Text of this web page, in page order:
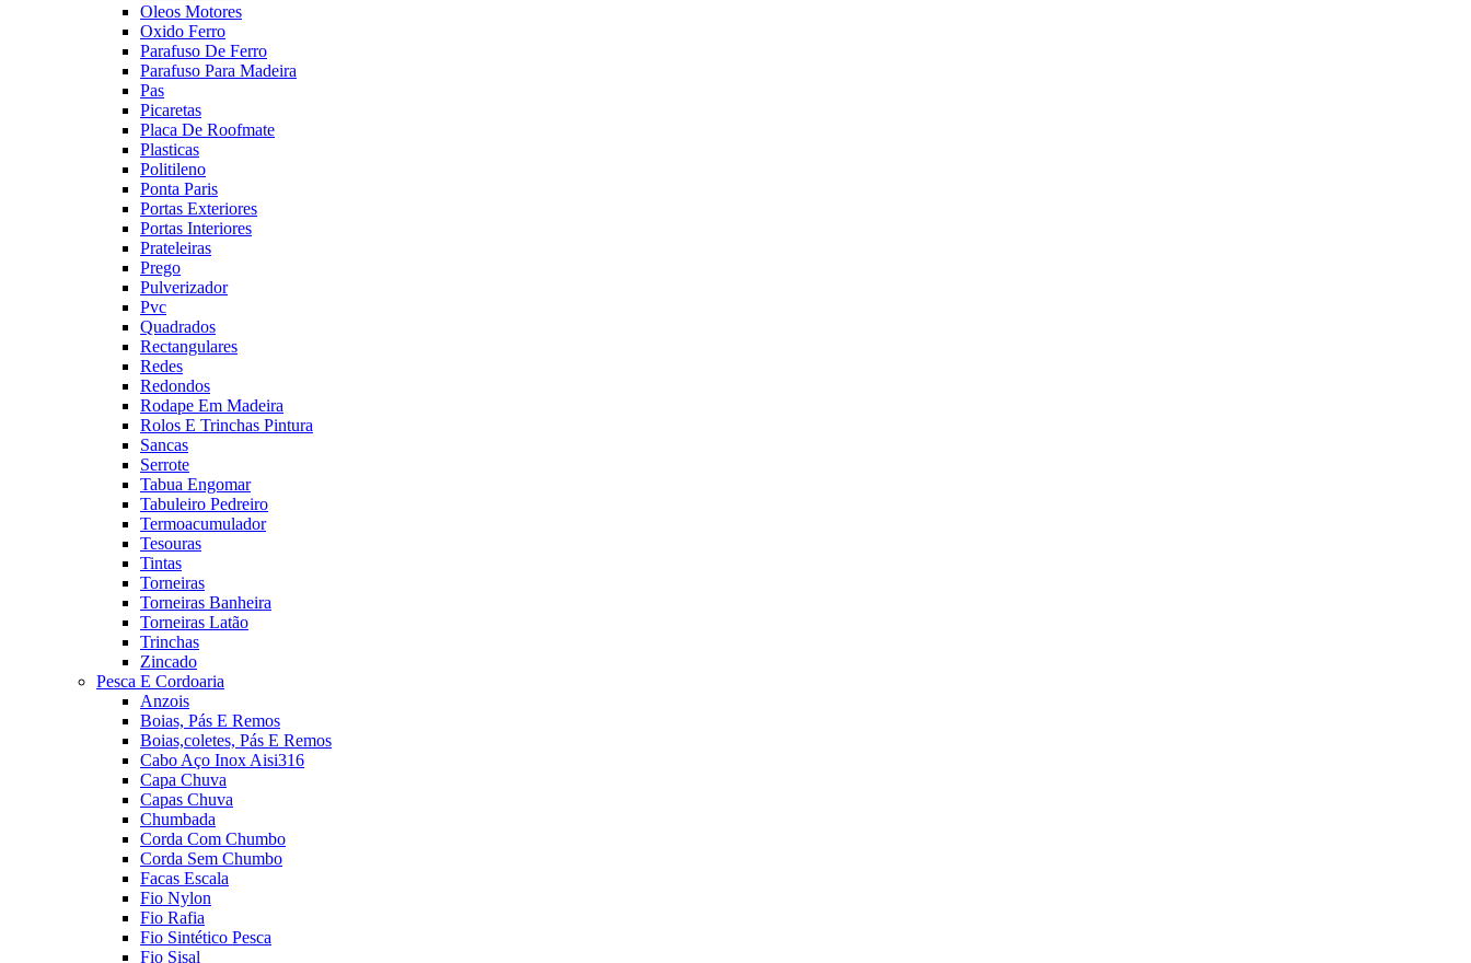
Oleos Motores
Oxido Ferro
Parafuso De Ferro
Parafuso Para Madeira
Pas
Picaretas
Placa De Roofmate
Plasticas
Politileno
Ponta Paris
Portas Exteriores
Portas Interiores
Prateleiras
Prego
Pulverizador
Pvc
Quadrados
Rectangulares
Redes
Redondos
Rodape Em Madeira
Rolos E Trinchas Pintura
Sancas
Serrote
Tabua Engomar
Tabuleiro Pedreiro
Termoacumulador
Tesouras
Tintas
Torneiras
Torneiras Banheira
Torneiras Latão
Trinchas
Zincado
Pesca E Cordoaria
Anzois
Boias, Pás E Remos
Boias,coletes, Pás E Remos
Cabo Aço Inox Aisi316
Capa Chuva
Capas Chuva
Chumbada
Corda Com Chumbo
Corda Sem Chumbo
Facas Escala
Fio Nylon
Fio Rafia
Fio Sintético Pesca
Fio Sisal